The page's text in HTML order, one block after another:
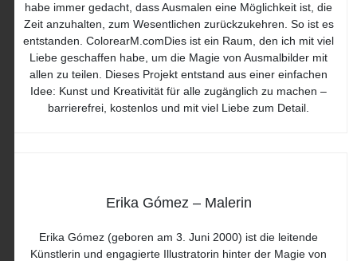
habe immer gedacht, dass Ausmalen eine Möglichkeit ist, die
Zeit anzuhalten, zum Wesentlichen zurückzukehren. So ist es
entstanden. ColorearM.comDies ist ein Raum, den ich mit viel
Liebe geschaffen habe, um die Magie von Ausmalbilder mit
allen zu teilen. Dieses Projekt entstand aus einer einfachen
Idee: Kunst und Kreativität für alle zugänglich zu machen –
barrierefrei, kostenlos und mit viel Liebe zum Detail.
Erika Gómez – Malerin
Erika Gómez (geboren am 3. Juni 2000) ist die leitende
Künstlerin und engagierte Illustratorin hinter der Magie von